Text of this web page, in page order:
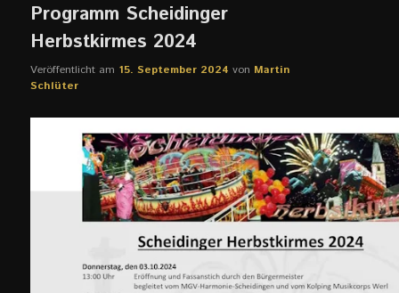
Programm Scheidinger
Herbstkirmes 2024
Veröffentlicht am 15. September 2024 von Martin
Schlüter